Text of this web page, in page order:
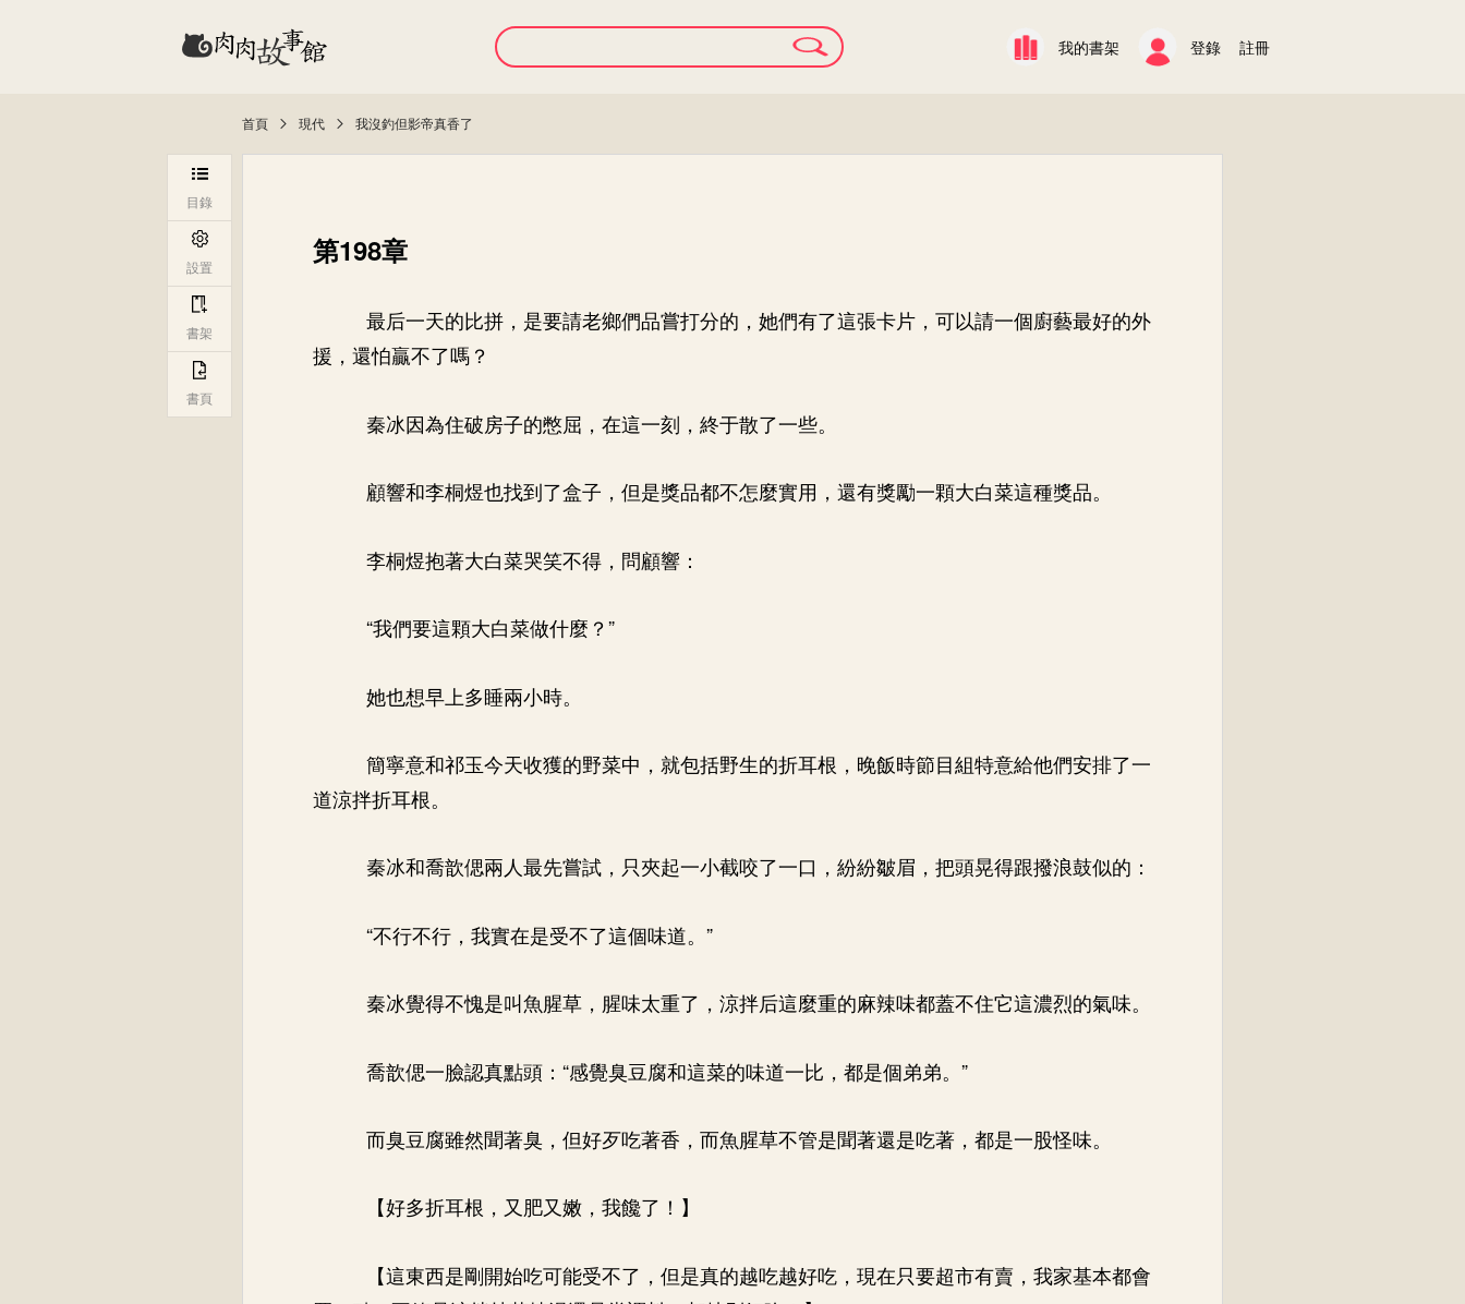
我的書架 登錄 註冊
首頁 現代 我沒釣但影帝真香了
目錄
設置
書架
書頁
第198章
最后一天的比拼，是要請老鄉們品嘗打分的，她們有了這張卡片，可以請一個廚藝最好的外
援，還怕贏不了嗎？
秦冰因為住破房子的憋屈，在這一刻，終于散了一些。
顧響和李桐煜也找到了盒子，但是獎品都不怎麼實用，還有獎勵一顆大白菜這種獎品。
李桐煜抱著大白菜哭笑不得，問顧響：
“我們要這顆大白菜做什麼？”
她也想早上多睡兩小時。
簡寧意和祁玉今天收獲的野菜中，就包括野生的折耳根，晚飯時節目組特意給他們安排了一
道涼拌折耳根。
秦冰和喬歆偲兩人最先嘗試，只夾起一小截咬了一口，紛紛皺眉，把頭晃得跟撥浪鼓似的：
“不行不行，我實在是受不了這個味道。”
秦冰覺得不愧是叫魚腥草，腥味太重了，涼拌后這麼重的麻辣味都蓋不住它這濃烈的氣味。
喬歆偲一臉認真點頭：“感覺臭豆腐和這菜的味道一比，都是個弟弟。”
而臭豆腐雖然聞著臭，但好歹吃著香，而魚腥草不管是聞著還是吃著，都是一股怪味。
【好多折耳根，又肥又嫩，我饞了！】
【這東西是剛開始吃可能受不了，但是真的越吃越好吃，現在只要超市有賣，我家基本都會